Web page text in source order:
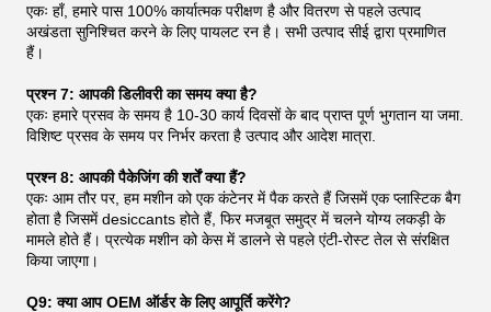
एकः हाँ, हमारे पास 100% कार्यात्मक परीक्षण है और वितरण से पहले उत्पाद
अखंडता सुनिश्चित करने के लिए पायलट रन है। सभी उत्पाद सीई द्वारा प्रमाणित
हैं।
प्रश्न 7: आपकी डिलीवरी का समय क्या है?
एकः हमारे प्रसव के समय है 10-30 कार्य दिवसों के बाद प्राप्त पूर्ण भुगतान या जमा.
विशिष्ट प्रसव के समय पर निर्भर करता है उत्पाद और आदेश मात्रा.
प्रश्न 8: आपकी पैकेजिंग की शर्तें क्या हैं?
एकः आम तौर पर, हम मशीन को एक कंटेनर में पैक करते हैं जिसमें एक प्लास्टिक बैग
होता है जिसमें desiccants होते हैं, फिर मजबूत समुद्र में चलने योग्य लकड़ी के
मामले होते हैं। प्रत्येक मशीन को केस में डालने से पहले एंटी-रोस्ट तेल से संरक्षित
किया जाएगा।
Q9: क्या आप OEM ऑर्डर के लिए आपूर्ति करेंगे?